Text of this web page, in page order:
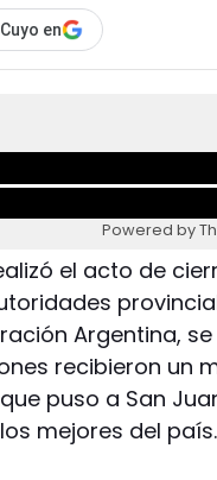
en
Powered by
el acto de
Argentina,
recibieron un
puso a San
mejores del país.